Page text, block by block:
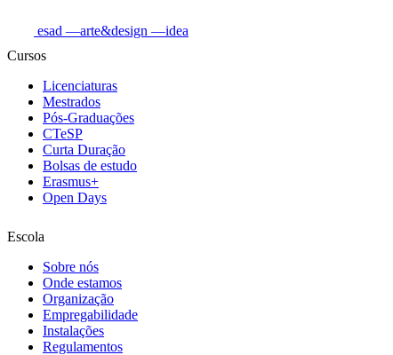
esad —arte&design —idea
Cursos
Licenciaturas
Mestrados
Pós-Graduações
CTeSP
Curta Duração
Bolsas de estudo
Erasmus+
Open Days
Escola
Sobre nós
Onde estamos
Organização
Empregabilidade
Instalações
Regulamentos